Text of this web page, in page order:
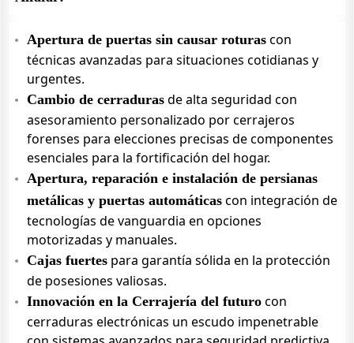
Apertura de puertas sin causar roturas con
técnicas avanzadas para situaciones cotidianas y
urgentes.
Cambio de cerraduras de alta seguridad con
asesoramiento personalizado por cerrajeros
forenses para elecciones precisas de componentes
esenciales para la fortificación del hogar.
Apertura, reparación e instalación de persianas
metálicas y puertas automáticas con integración de
tecnologías de vanguardia en opciones
motorizadas y manuales.
Cajas fuertes para garantía sólida en la protección
de posesiones valiosas.
Innovación en la Cerrajería del futuro con
cerraduras electrónicas un escudo impenetrable